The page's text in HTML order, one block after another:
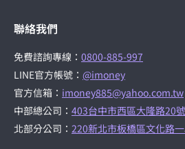
聯絡我們
免費諮詢專線： 0800-885-997
LINE官方帳號： @imoney
官方信箱： imoney885@yahoo.com.tw
中部總公司： 403台中市西區大隆路20
北部分公司： 220新北市板橋區文化路